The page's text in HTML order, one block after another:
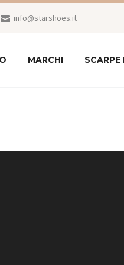
info@starshoes.it
MARCHI